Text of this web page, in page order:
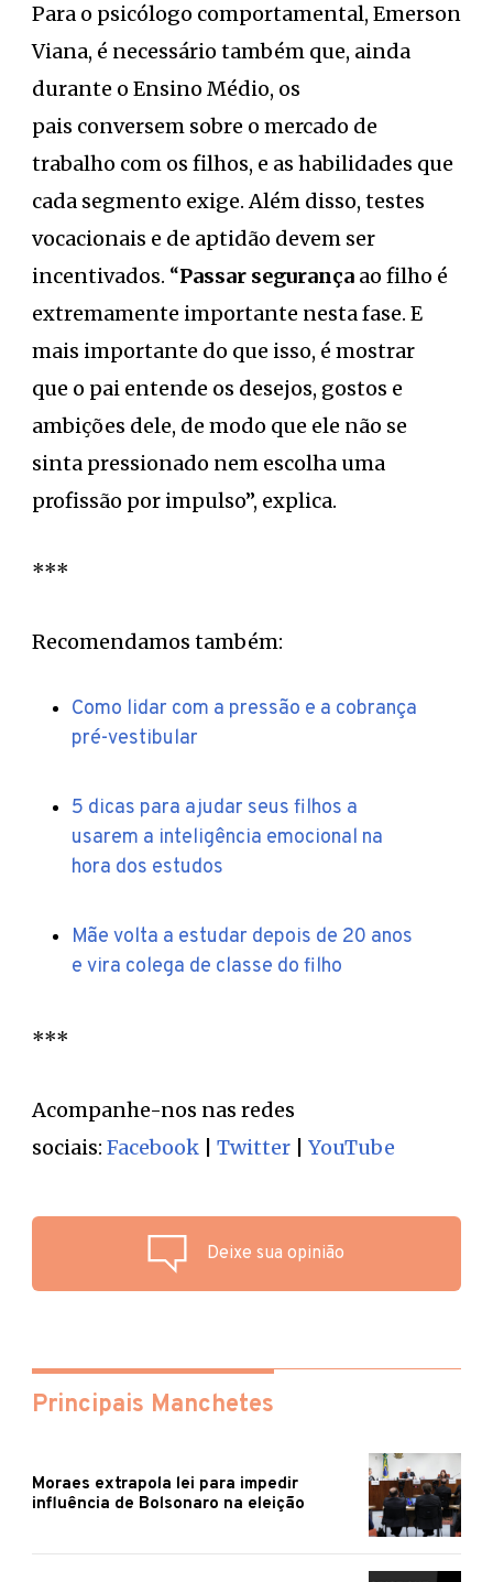
Para o psicólogo comportamental, Emerson
Viana, é necessário também que, ainda
durante o Ensino Médio, os
pais conversem sobre o mercado de
trabalho com os filhos, e as habilidades que
cada segmento exige. Além disso, testes
vocacionais e de aptidão devem ser
incentivados. “Passar segurança ao filho é
extremamente importante nesta fase. E
mais importante do que isso, é mostrar
que o pai entende os desejos, gostos e
ambições dele, de modo que ele não se
sinta pressionado nem escolha uma
profissão por impulso”, explica.
***
Recomendamos também:
Como lidar com a pressão e a cobrança
pré-vestibular
5 dicas para ajudar seus filhos a
usarem a inteligência emocional na
hora dos estudos
Mãe volta a estudar depois de 20 anos
e vira colega de classe do filho
***
Acompanhe-nos nas redes
sociais: Facebook Twitter YouTube
Deixe sua opinião
Principais Manchetes
Moraes extrapola lei para impedir
influência de Bolsonaro na eleição